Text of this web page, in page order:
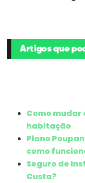
Como mudar
habitação
Plano
como
Seguro de
Custa?